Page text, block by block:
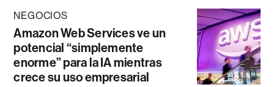
NEGOCIOS
Amazon Web Services ve un
potencial “simplemente
enorme” para la IA mientras
crece su uso empresarial